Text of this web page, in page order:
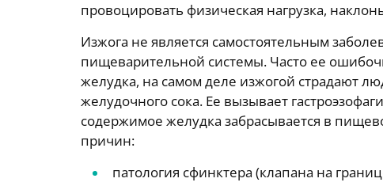
провоцировать физическая нагрузка,
Изжога не является самостоятельным
пищеварительной системы. Часто ее
желудка, на самом деле изжогой страдают
желудочного сока. Ее вызывает
содержимое желудка забрасывается в
причин:
патология сфинктера (клапана на